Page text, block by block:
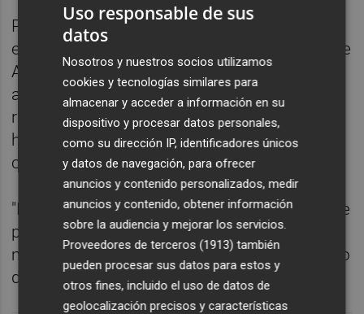
Preguntado por si prevé rechazo,
específicamente en algunas zonas del sur de
Alicante, el responsable de Educación ha
aseverado que "es normal que haya
reticencias a cualquier cambio", pero ha
hecho notar que "la aceptación en los
consejos ha sido elevada".
"Pensamos que es muy positivo que la gente
pueda debatir y ver las ventajas de este
modelo", que está "refrendado por el Consejo
de Europa", ha finalizado.
Uso responsable de sus
datos
Nosotros y nuestros socios utilizamos
cookies y tecnologías similares para
almacenar y acceder a información en su
dispositivo y procesar datos personales,
como su dirección IP, identificadores únicos
y datos de navegación, para ofrecer
anuncios y contenido personalizados, medir
anuncios y contenido, obtener información
sobre la audiencia y mejorar los servicios.
Proveedores de terceros (1913) también
pueden procesar sus datos para estos y
otros fines, incluido el uso de datos de
geolocalización precisos y características